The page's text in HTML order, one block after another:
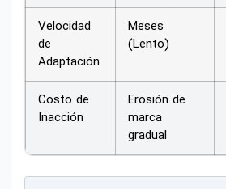
Velocidad
de
Adaptación
Meses
(Lento)
Costo de
Inacción
Erosión de
marca
gradual